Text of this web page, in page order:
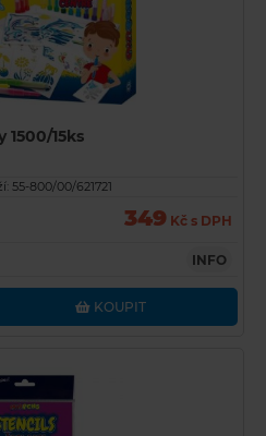
1500/15ks
55-800/00/621721
349 Kč s DPH
INFO
KOUPIT